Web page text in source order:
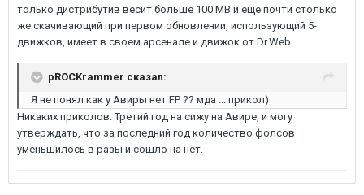
только дистрибутив весит больше 100 MB и еще почти столько
же скачивающий при первом обновлении, использующий 5-
движков, имеет в своем арсенале и движок от Dr.Web.
pROCKrammer сказал:
Я не понял как у Авиры нет FP ?? мда ... прикол)
Никаких приколов. Третий год на сижу на Авире, и могу
утверждать, что за последний год количество фолсов
уменьшилось в разы и сошло на нет.